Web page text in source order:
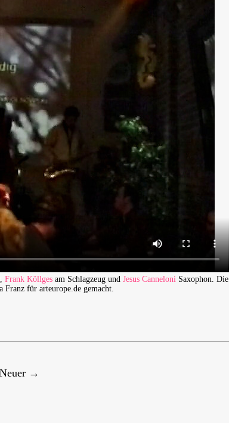
Frank Köllgesam Schlagzeug und Jesus CanneloniSaxophon. Die
Franz für arteurope.de gemacht.
Neuer →